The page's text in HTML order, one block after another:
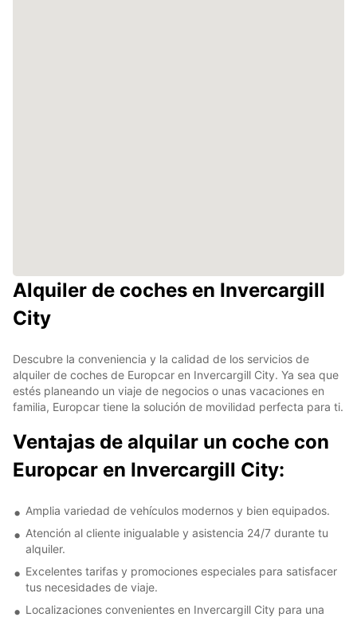
Alquiler de coches en Invercargill
City
Descubre la conveniencia y la calidad de los servicios de
alquiler de coches de Europcar en Invercargill City. Ya sea que
estés planeando un viaje de negocios o unas vacaciones en
familia, Europcar tiene la solución de movilidad perfecta para ti.
Ventajas de alquilar un coche con
Europcar en Invercargill City:
Amplia variedad de vehículos modernos y bien equipados.
Atención al cliente inigualable y asistencia 24/7 durante tu
alquiler.
Excelentes tarifas y promociones especiales para satisfacer
tus necesidades de viaje.
Localizaciones convenientes en Invercargill City para una